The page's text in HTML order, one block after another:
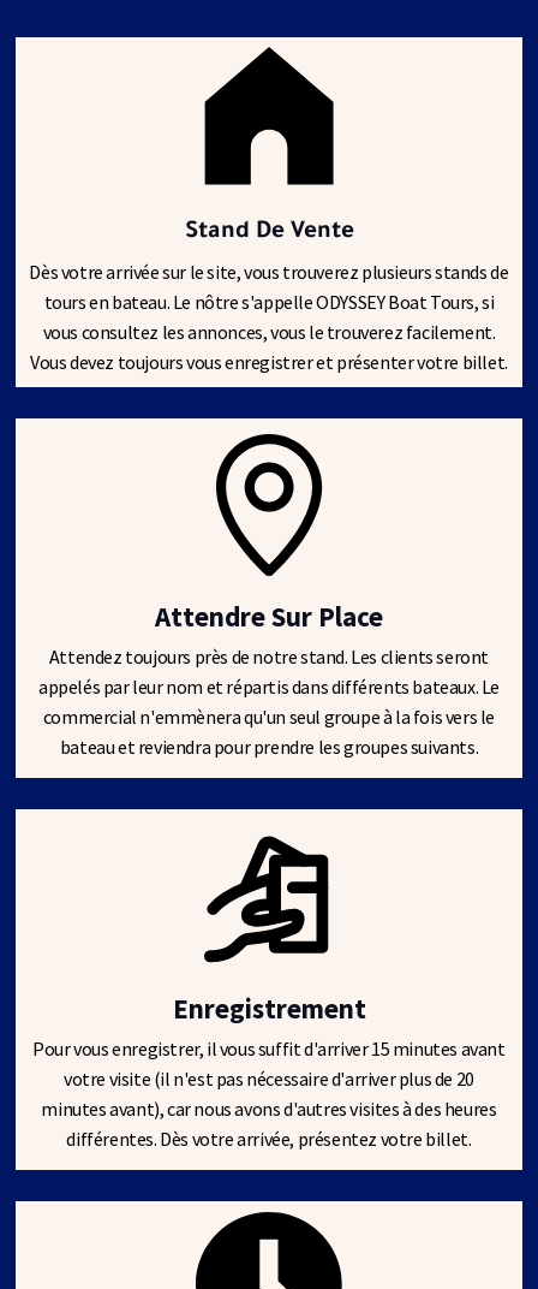
Stand De Vente
Dès votre arrivée sur le site, vous trouverez plusieurs stands de
tours en bateau. Le nôtre s'appelle ODYSSEY Boat Tours, si
vous consultez les annonces, vous le trouverez facilement.
Vous devez toujours vous enregistrer et présenter votre billet.
Attendre Sur Place
Attendez toujours près de notre stand. Les clients seront
appelés par leur nom et répartis dans différents bateaux. Le
commercial n'emmènera qu'un seul groupe à la fois vers le
bateau et reviendra pour prendre les groupes suivants.
Enregistrement
Pour vous enregistrer, il vous suffit d'arriver 15 minutes avant
votre visite (il n'est pas nécessaire d'arriver plus de 20
minutes avant), car nous avons d'autres visites à des heures
différentes. Dès votre arrivée, présentez votre billet.